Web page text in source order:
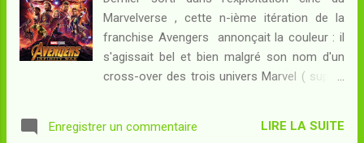
du conseil des sept sorciers - veille sur les
sept péchés capitaux jadis transformés en
statues. Mais Shazam vieillit et, bientôt, les
sept démons se libéreront : pour éviter
l'Apocalypse, il faut trouver un champion au
pétrifier à nouveau les péchés capitaux... Les
Marvelverse , cette n-ième itération de la
franchise Avengers annonçait la couleur : il
s'agissait bel et bien malgré son nom d'un
cross-over des trois univers Marvel ( super-
par le poster officiel, aussi...) promettait
Enregistrer un commentaire LIRE LA SUITE